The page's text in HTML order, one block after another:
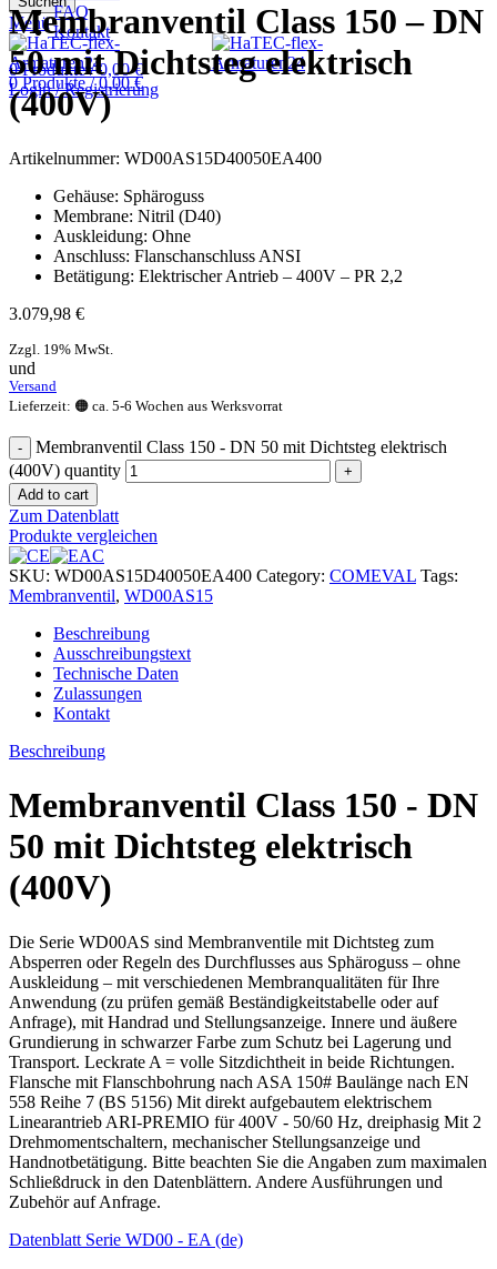
Menü
0Produkte / 0,00€
FAQ
Kontakt
0Produkte / 0,00€
Login / Registrierung
Membranventil Class 150 – DN
50 mit Dichtsteg elektrisch
(400V)
Artikelnummer: WD00AS15D40050EA400
Gehäuse: Sphäroguss
Membrane: Nitril (D40)
Auskleidung: Ohne
Anschluss: Flanschanschluss ANSI
Betätigung: Elektrischer Antrieb – 400V – PR 2,2
3.079,98 €
Zzgl. 19% MwSt.
und
Versand
Lieferzeit: 🟠 ca. 5-6 Wochen aus Werksvorrat
Membranventil Class 150 - DN 50 mit Dichtsteg elektrisch
(400V) quantity
Add to cart
Zum Datenblatt
Produkte vergleichen
SKU: WD00AS15D40050EA400 Category: COMEVAL Tags:
Membranventil, WD00AS15
Beschreibung
Ausschreibungstext
Technische Daten
Zulassungen
Kontakt
Beschreibung
Membranventil Class 150 - DN
50 mit Dichtsteg elektrisch
(400V)
Die Serie WD00AS sind Membranventile mit Dichtsteg zum
Absperren oder Regeln des Durchflusses aus Sphäroguss – ohne
Auskleidung – mit verschiedenen Membranqualitäten für Ihre
Anwendung (zu prüfen gemäß Beständigkeitstabelle oder auf
Anfrage), mit Handrad und Stellungsanzeige. Innere und äußere
Grundierung in schwarzer Farbe zum Schutz bei Lagerung und
Transport. Leckrate A = volle Sitzdichtheit in beide Richtungen.
Flansche mit Flanschbohrung nach ASA 150# Baulänge nach EN
558 Reihe 7 (BS 5156) Mit direkt aufgebautem elektrischem
Linearantrieb ARI-PREMIO für 400V - 50/60 Hz, dreiphasig Mit 2
Drehmomentschaltern, mechanischer Stellungsanzeige und
Handnotbetätigung. Bitte beachten Sie die Angaben zum maximalen
Schließdruck in den Datenblättern. Andere Ausführungen und
Zubehör auf Anfrage.
Datenblatt Serie WD00 - EA (de)